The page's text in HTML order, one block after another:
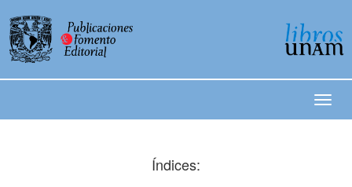
Índices: